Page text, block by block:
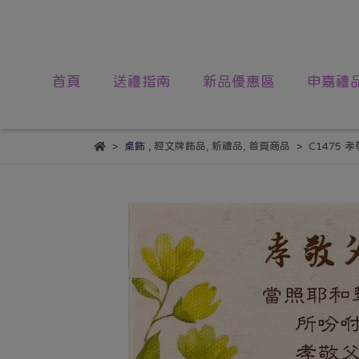
首頁 送禮指南 新品優惠區 申嘉禮
桌飾, 經文牌飾品 新禮品 首頁商品 C1475 孝